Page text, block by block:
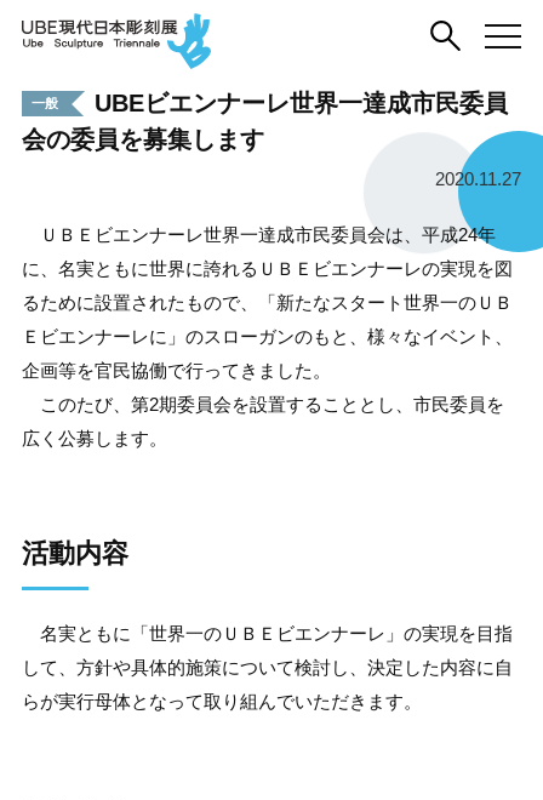
一般
UBEビエンナーレ世界一達成市民委員
会の委員を募集します
2020.11.27
ＵＢＥビエンナーレ世界一達成市民委員会は、平成24年
に、名実ともに世界に誇れるＵＢＥビエンナーレの実現を図
るために設置されたもので、「新たなスタート世界一のＵＢ
Ｅビエンナーレに」のスローガンのもと、様々なイベント、
企画等を官民協働で行ってきました。
このたび、第2期委員会を設置することとし、市民委員を
広く公募します。
活動内容
名実ともに「世界一のＵＢＥビエンナーレ」の実現を目指
して、方針や具体的施策について検討し、決定した内容に自
らが実行母体となって取り組んでいただきます。